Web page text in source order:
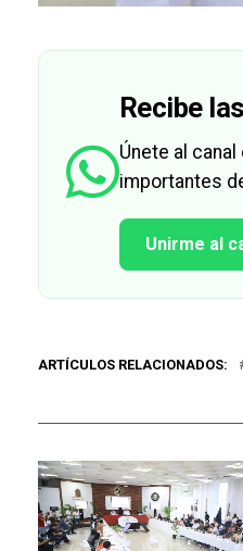
Recibe
Únete al
importantes
Unirme al
ARTÍCULOS RELACIONADOS: